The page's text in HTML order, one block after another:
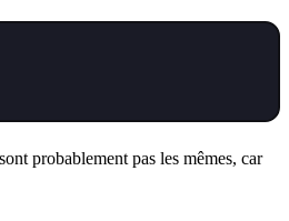
probablement pas les mêmes, car